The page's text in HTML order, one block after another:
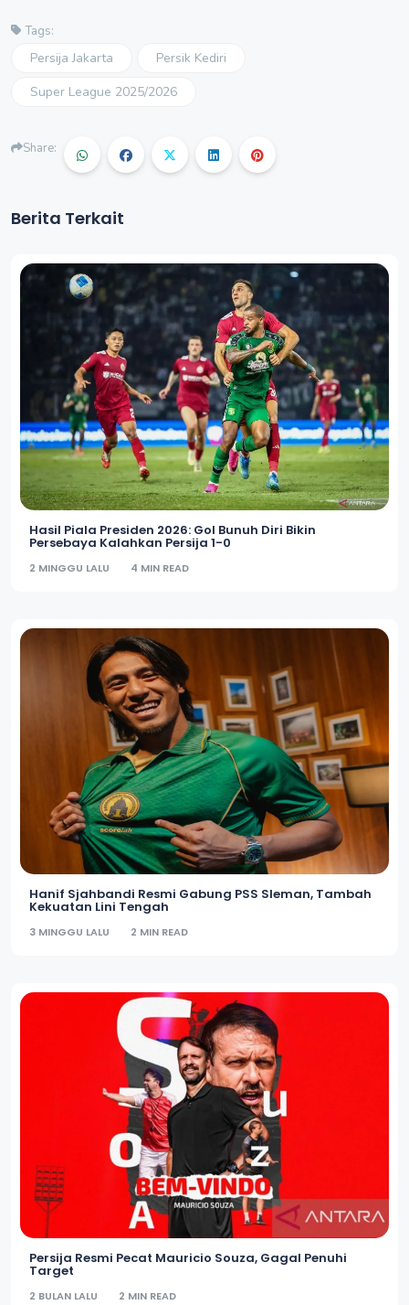
Tags:
Persija Jakarta
Persik Kediri
Super League 2025/2026
Share:
Berita Terkait
Hasil Piala Presiden 2026: Gol Bunuh Diri Bikin
Persebaya Kalahkan Persija 1-0
2 MINGGU LALU 4 MIN READ
Hanif Sjahbandi Resmi Gabung PSS Sleman, Tambah
Kekuatan Lini Tengah
3 MINGGU LALU 2 MIN READ
Persija Resmi Pecat Mauricio Souza, Gagal Penuhi
Target
2 BULAN LALU 2 MIN READ